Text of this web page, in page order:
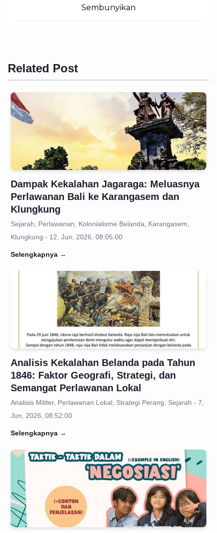
Sembunyikan
Related Post
Dampak Kekalahan Jagaraga: Meluasnya
Perlawanan Bali ke Karangasem dan
Klungkung
Sejarah, Perlawanan, Kolonialisme Belanda, Karangasem,
Klungkung - 12, Jun, 2026, 08:05:00
Selengkapnya →
Analisis Kekalahan Belanda pada Tahun
1846: Faktor Geografi, Strategi, dan
Semangat Perlawanan Lokal
Analisis Militer, Perlawanan Lokal, Strategi Perang, Sejarah - 7,
Jun, 2026, 08:52:00
Selengkapnya →